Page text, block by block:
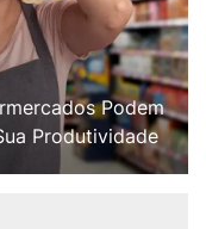
Podem
Produtividade